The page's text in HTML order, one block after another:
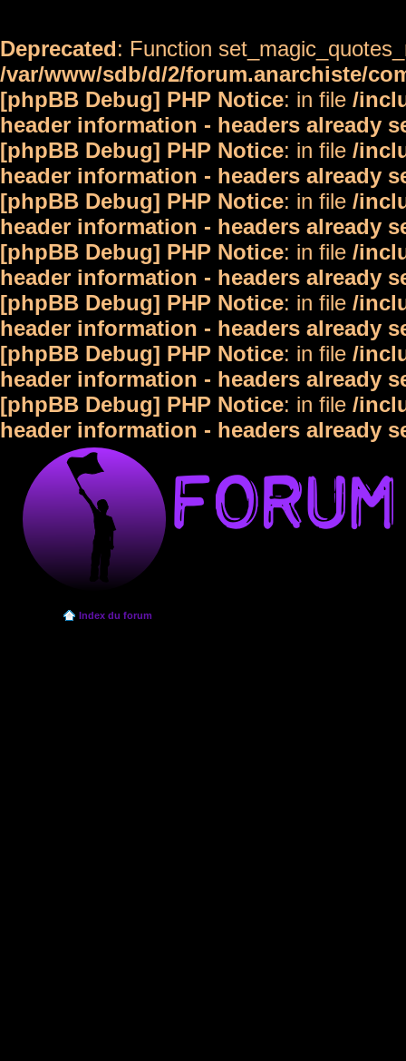
Deprecated: Function
/var/www/sdb/d/2/forum.anarchiste/
[phpBB Debug] PHP Notice: in file /
header information - headers already
[phpBB Debug] PHP Notice: in file /
header information - headers already
[phpBB Debug] PHP Notice: in file /
header information - headers already
[phpBB Debug] PHP Notice: in file /
header information - headers already
[phpBB Debug] PHP Notice: in file /
header information - headers already
[phpBB Debug] PHP Notice: in file /
header information - headers already
[phpBB Debug] PHP Notice: in file /
header information - headers already
Index du forum